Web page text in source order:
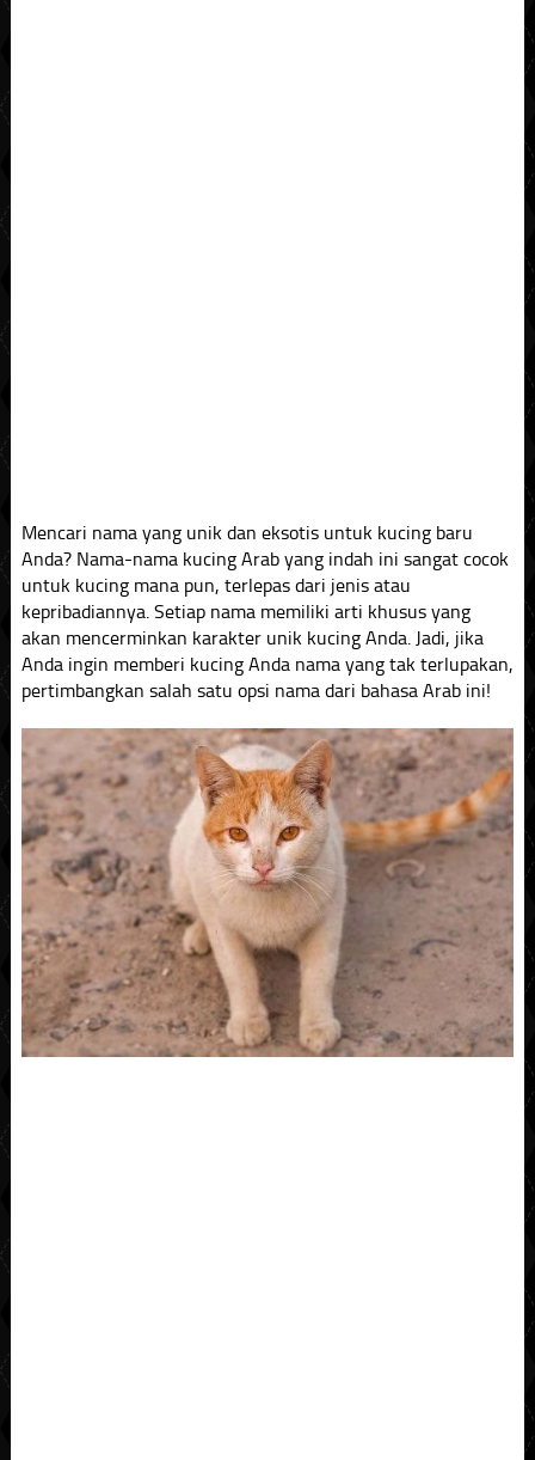
Mencari nama yang unik dan eksotis untuk kucing baru
Anda? Nama-nama kucing Arab yang indah ini sangat cocok
untuk kucing mana pun, terlepas dari jenis atau
kepribadiannya. Setiap nama memiliki arti khusus yang
akan mencerminkan karakter unik kucing Anda. Jadi, jika
Anda ingin memberi kucing Anda nama yang tak terlupakan,
pertimbangkan salah satu opsi nama dari bahasa Arab ini!